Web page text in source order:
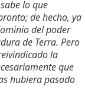
lo que
de hecho, ya
del poder
de Terra. Pero
la
que
hubiera pasado